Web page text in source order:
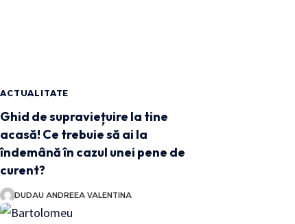
ACTUALITATE
Ghid de supraviețuire la tine
acasă! Ce trebuie să ai la
îndemână în cazul unei pene de
curent?
DUDAU ANDREEA VALENTINA